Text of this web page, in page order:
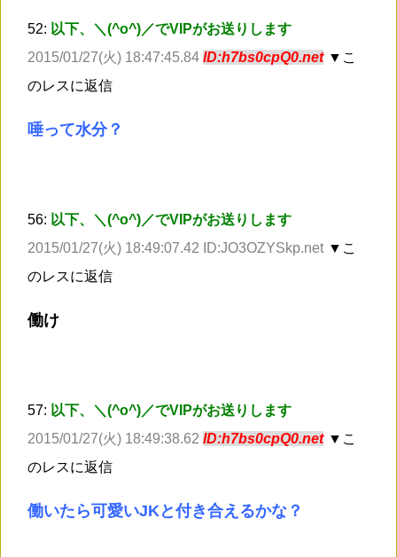
52: 以下、＼(^o^)／でVIPがお送りします
2015/01/27(火) 18:47:45.84 ID:h7bs0cpQ0.net ▼こ
のレスに返信
唾って水分？
56: 以下、＼(^o^)／でVIPがお送りします
2015/01/27(火) 18:49:07.42 ID:JO3OZYSkp.net ▼こ
のレスに返信
働け
57: 以下、＼(^o^)／でVIPがお送りします
2015/01/27(火) 18:49:38.62 ID:h7bs0cpQ0.net ▼こ
のレスに返信
働いたら可愛いJKと付き合えるかな？